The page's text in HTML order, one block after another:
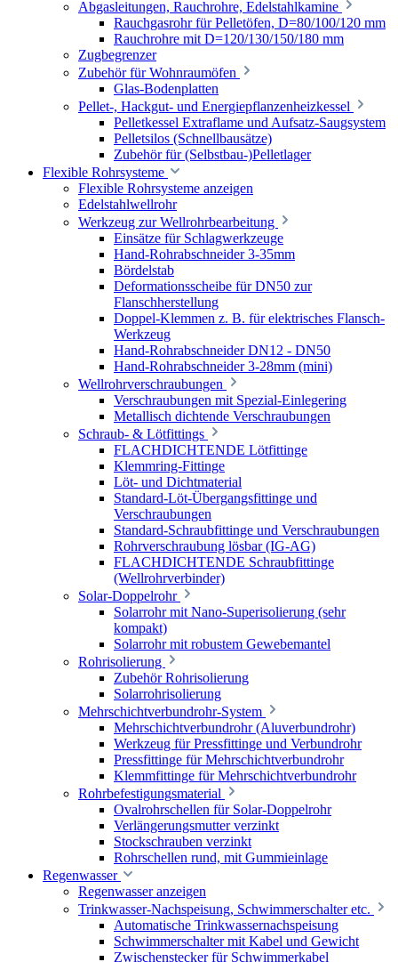
Abgasleitungen, Rauchrohre, Edelstahlkamine
Rauchgasrohr für Pelletöfen, D=80/100/120 mm
Rauchrohre mit D=120/130/150/180 mm
Zugbegrenzer
Zubehör für Wohnraumöfen
Glas-Bodenplatten
Pellet-, Hackgut- und Energiepflanzenheizkessel
Pelletkessel Extraflame und Aufsatz-Saugsystem
Pelletsilos (Schnellbausätze)
Zubehör für (Selbstbau-)Pelletlager
Flexible Rohrsysteme
Flexible Rohrsysteme anzeigen
Edelstahlwellrohr
Werkzeug zur Wellrohrbearbeitung
Einsätze für Schlagwerkzeuge
Hand-Rohrabschneider 3-35mm
Bördelstab
Deformationsscheibe für DN50 zur
Flanschherstellung
Doppel-Klemmen z. B. für elektrisches Flansch-
Werkzeug
Hand-Rohrabschneider DN12 - DN50
Hand-Rohrabschneider 3-28mm (mini)
Wellrohrverschraubungen
Verschraubungen mit Spezial-Einlegering
Metallisch dichtende Verschraubungen
Schraub- & Lötfittings
FLACHDICHTENDE Lötfittinge
Klemmring-Fittinge
Löt- und Dichtmaterial
Standard-Löt-Übergangsfittinge und
Verschraubungen
Standard-Schraubfittinge und Verschraubungen
Rohrverschraubung lösbar (IG-AG)
FLACHDICHTENDE Schraubfittinge
(Wellrohrverbinder)
Solar-Doppelrohr
Solarrohr mit Nano-Superisolierung (sehr
kompakt)
Solarrohr mit robustem Gewebemantel
Rohrisolierung
Zubehör Rohrisolierung
Solarrohrisolierung
Mehrschichtverbundrohr-System
Mehrschichtverbundrohr (Aluverbundrohr)
Werkzeug für Pressfittinge und Verbundrohr
Pressfittinge für Mehrschichtverbundrohr
Klemmfittinge für Mehrschichtverbundrohr
Rohrbefestigungsmaterial
Ovalrohrschellen für Solar-Doppelrohr
Verlängerungsmutter verzinkt
Stockschrauben verzinkt
Rohrschellen rund, mit Gummieinlage
Regenwasser
Regenwasser anzeigen
Trinkwasser-Nachspeisung, Schwimmerschalter etc.
Automatische Trinkwassernachspeisung
Schwimmerschalter mit Kabel und Gewicht
Zwischenstecker für Schwimmerkabel